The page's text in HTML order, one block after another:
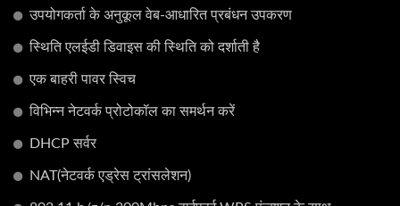
उपयोगकर्ता के अनुकूल वेब-आधारित प्रबंधन उपकरण
स्थिति एलईडी डिवाइस की स्थिति को दर्शाती है
एक बाहरी पावर स्विच
विभिन्न नेटवर्क प्रोटोकॉल का समर्थन करें
DHCP सर्वर
NAT(नेटवर्क एड्रेस ट्रांसलेशन)